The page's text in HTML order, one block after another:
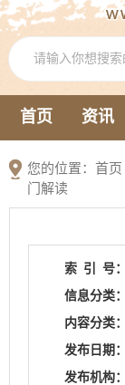
首页 资讯
您的位置： 首页
门解读
索 引 号：
信息分类：
内容分类：
发布日期：
发布机构：